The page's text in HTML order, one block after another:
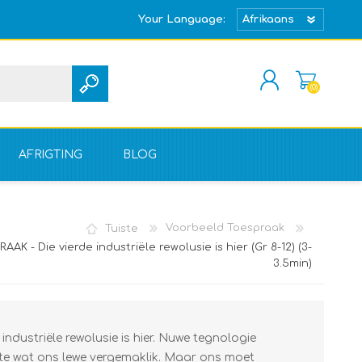
Your Language:
REGISTREER
TEKEN IN
(0)
AFRIGTING BLOG
Tuiste
Voorbeeld Toespraak
- Die vierde industriële rewolusie is hier (Gr 8-12) (3-
3.5min)
industriële rewolusie is hier. Nuwe tegnologie
wat ons lewe vergemaklik. Maar ons moet